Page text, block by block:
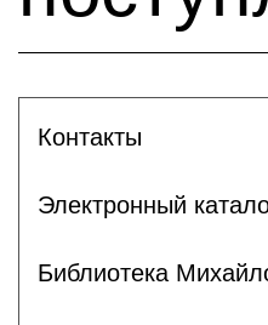
Контакты
Электронный
Библиотека